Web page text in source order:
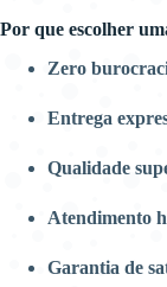
Por que escolher
Zero
Entrega
Qualidade
Atendimento
Garantia de